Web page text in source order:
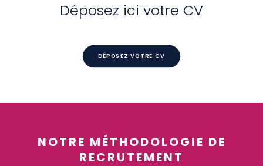
Déposez ici votre CV
DÉPOSEZ VOTRE CV
NOTRE MÉTHODOLOGIE DE
RECRUTEMENT